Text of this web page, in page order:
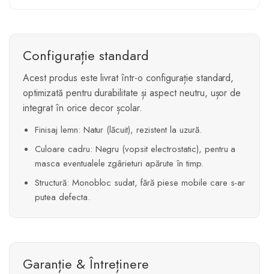
Configurație standard
Acest produs este livrat într-o configurație standard,
optimizată pentru durabilitate și aspect neutru, ușor de
integrat în orice decor școlar.
Finisaj lemn: Natur (lăcuit), rezistent la uzură.
Culoare cadru: Negru (vopsit electrostatic), pentru a
masca eventualele zgârieturi apărute în timp.
Structură: Monobloc sudat, fără piese mobile care s-ar
putea defecta.
Garanție & Întreținere